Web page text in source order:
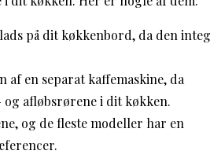
på dit køkkenbord, da den
en separat kaffemaskine, da
afløbsrørene i dit køkken.
og de fleste modeller har en